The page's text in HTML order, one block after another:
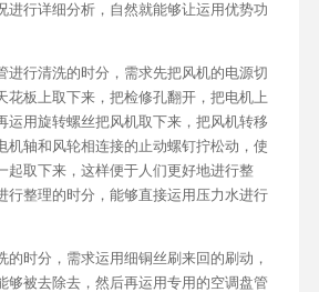
进行详细分析，自然就能够让运用优势功
进行清洗的时分，需求先把风机的电源切
花板上取下来，把检修孔翻开，把电机上
运用旋转螺丝把风机取下来，把风机转移
机轴和风轮相连接的止动螺钉拧松动，使
起取下来，这样便于人们更好地进行整
行整理的时分，能够直接运用压力水进行
的时分，需求运用细铜丝刷来回的刷动，
够被去除去，然后再运用专用的空调盘管